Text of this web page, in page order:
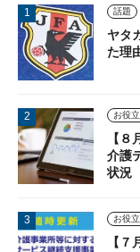
話題
ヤタ
た理
【
介護
状況
【